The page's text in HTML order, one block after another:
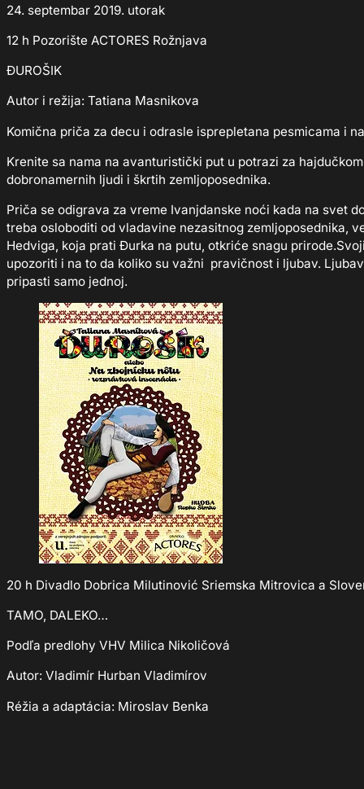
24. septembar 2019. utorak
12 h Pozorište ACTORES Rožnjava
ĐUROŠIK
Autor i režija: Tatiana Masnikova
Komična priča za decu i odrasle isprepletana pesmicama i
Krenite sa nama na avanturistički put u potrazi za
dobronamernih ljudi i škrtih zemljoposednika.
Priča se odigrava za vreme Ivanjdanske noći kada na svet
treba osloboditi od vladavine nezasitnog zemljoposednika,
Hedviga, koja prati Đurka na putu, otkriće snagu
upozoriti i na to da koliko su važni pravičnost i ljubav.
pripasti samo jednoj.
20 h Divadlo Dobrica Milutinović Sriemska Mitrovica a
TAMO, DALEKO…
Podľa predlohy VHV Milica Nikoličová
Autor: Vladimír Hurban Vladimírov
Réžia a adaptácia: Miroslav Benka